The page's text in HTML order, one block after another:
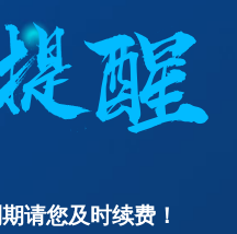
请您及时续费！